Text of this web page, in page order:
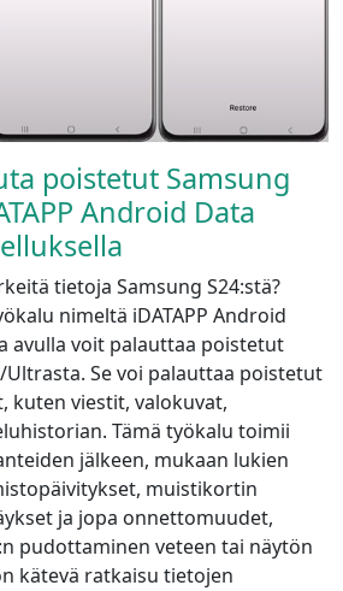
poistetut Samsung
Android Data
tietoja Samsung S24:stä?
nimeltä iDATAPP Android
avulla voit palauttaa poistetut
Ultrasta. Se voi palauttaa poistetut
kuten viestit, valokuvat,
Tämä työkalu toimii
jälkeen, mukaan lukien
muistikortin
ja jopa onnettomuudet,
pudottaminen veteen tai näytön
kätevä ratkaisu tietojen